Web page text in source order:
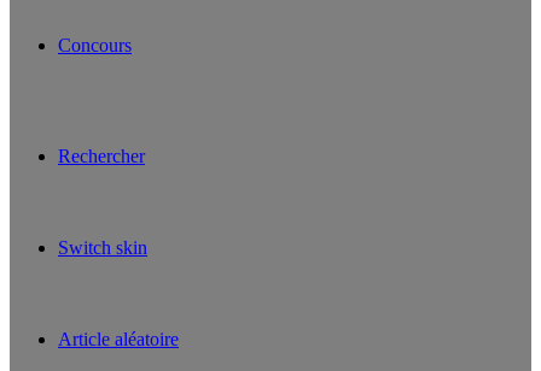
Concours
Rechercher
Switch skin
Article aléatoire